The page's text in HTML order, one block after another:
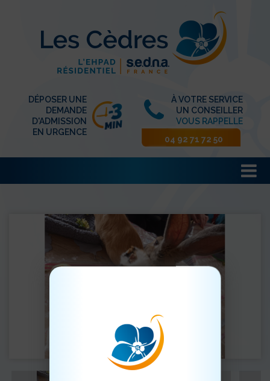
DÉPOSER UNE
DEMANDE
D'ADMISSION
EN URGENCE
À VOTRE SERVICE
UN CONSEILLER
VOUS RAPPELLE
04 92 71 72 50